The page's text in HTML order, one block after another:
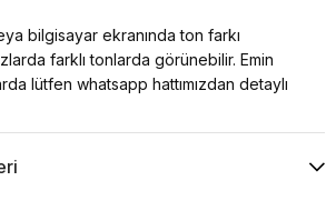
bilgisayar ekranında ton farkı
farklı tonlarda görünebilir. Emin
lütfen whatsapp hattımızdan detaylı